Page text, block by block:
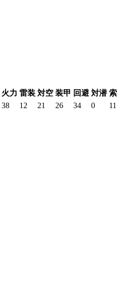
火力 雷装 対空 装甲 回避 対潜
38 12 21 26 34 0 11